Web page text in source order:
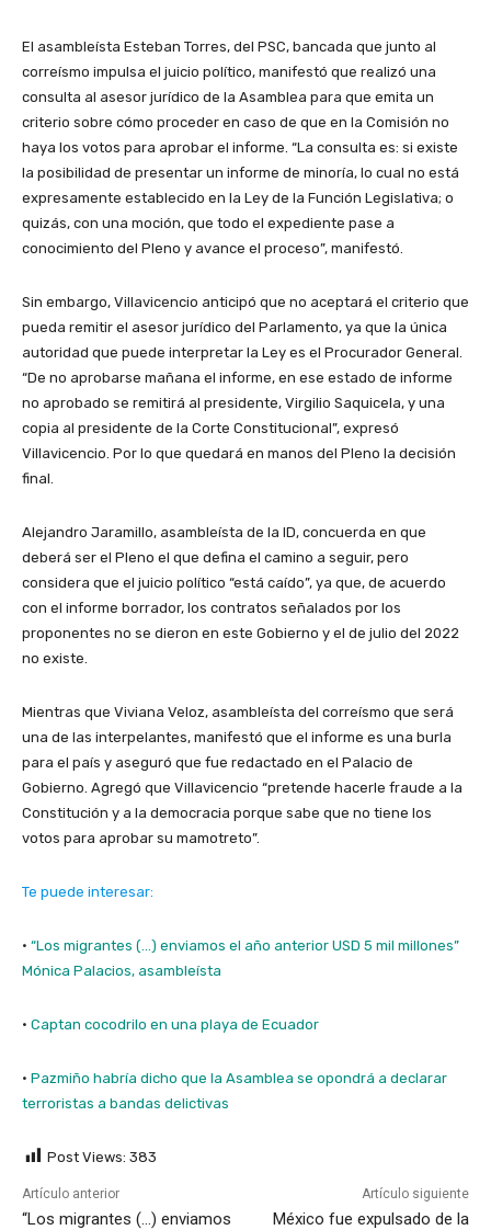
El asambleísta Esteban Torres, del PSC, bancada que junto al
correísmo impulsa el juicio político, manifestó que realizó una
consulta al asesor jurídico de la Asamblea para que emita un
criterio sobre cómo proceder en caso de que en la Comisión no
haya los votos para aprobar el informe. “La consulta es: si existe
la posibilidad de presentar un informe de minoría, lo cual no está
expresamente establecido en la Ley de la Función Legislativa; o
quizás, con una moción, que todo el expediente pase a
conocimiento del Pleno y avance el proceso”, manifestó.
Sin embargo, Villavicencio anticipó que no aceptará el criterio que
pueda remitir el asesor jurídico del Parlamento, ya que la única
autoridad que puede interpretar la Ley es el Procurador General.
“De no aprobarse mañana el informe, en ese estado de informe
no aprobado se remitirá al presidente, Virgilio Saquicela, y una
copia al presidente de la Corte Constitucional”, expresó
Villavicencio. Por lo que quedará en manos del Pleno la decisión
final.
Alejandro Jaramillo, asambleísta de la ID, concuerda en que
deberá ser el Pleno el que defina el camino a seguir, pero
considera que el juicio político “está caído”, ya que, de acuerdo
con el informe borrador, los contratos señalados por los
proponentes no se dieron en este Gobierno y el de julio del 2022
no existe.
Mientras que Viviana Veloz, asambleísta del correísmo que será
una de las interpelantes, manifestó que el informe es una burla
para el país y aseguró que fue redactado en el Palacio de
Gobierno. Agregó que Villavicencio “pretende hacerle fraude a la
Constitución y a la democracia porque sabe que no tiene los
votos para aprobar su mamotreto”.
Te puede interesar:
· “Los migrantes (…) enviamos el año anterior USD 5 mil millones”
Mónica Palacios, asambleísta
· Captan cocodrilo en una playa de Ecuador
· Pazmiño habría dicho que la Asamblea se opondrá a declarar
terroristas a bandas delictivas
Post Views: 383
Artículo anterior
“Los migrantes (…) enviamos
Artículo siguiente
México fue expulsado de la